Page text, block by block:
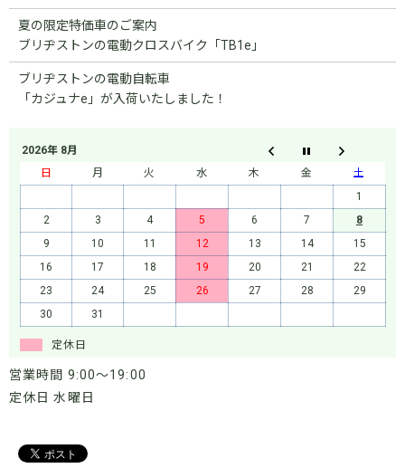
夏の限定特価車のご案内
ブリヂストンの電動クロスバイク「TB1e」
ブリヂストンの電動自転車
「カジュナe」が入荷いたしました！
2026年 8月
日
月 火 水 木 金
土
1
2
3 4 5 6 7
8
9
10 11 12 13 14
15
16
17 18 19 20 21
22
23
24 25 26 27 28
29
30
31
定休日
営業時間 9:00～19:00
定休日 水曜日